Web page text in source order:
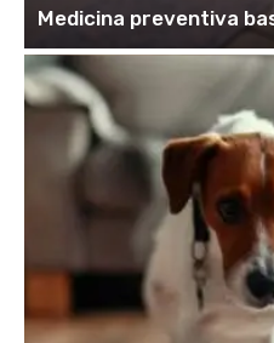
Medicina preventiva